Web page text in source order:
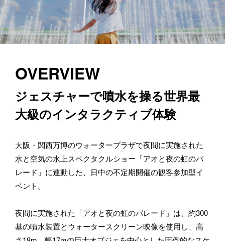
OVERVIEW
ジェスチャーで噴水を操る世界最
大級のインタラクティブ体験
大阪・関西万博のウォータープラザで夜間に実施された
水と空気の水上スペクタクルショー「アオと夜の虹のパ
レード」に連動した、日中の不定期開催の観客参加型イ
ベント。
夜間に実施された「アオと夜の虹のパレード」は、約300
基の噴水装置とウォータースクリーン映像を使用し、高